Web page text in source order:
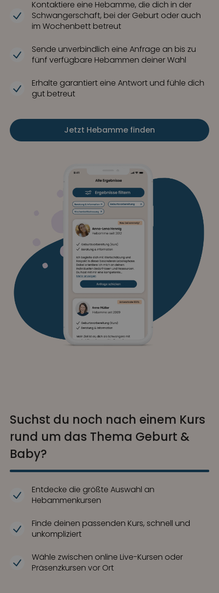
Kontaktiere eine Hebamme, die dich in der
Schwangerschaft, bei der Geburt oder auch
im Wochenbett betreut
Sende unverbindlich eine Anfrage an bis zu
fünf verfügbare Hebammen deiner Wahl
Erhalte garantiert eine Antwort und fühle dich
gut betreut
Jetzt Hebamme finden
Suchst du noch nach einem Kurs
rund um das Thema Geburt &
Baby?
Entdecke die größte Auswahl an
Hebammenkursen
Finde deinen passenden Kurs, schnell und
unkompliziert
Wähle zwischen online Live-Kursen oder
Präsenzkursen vor Ort